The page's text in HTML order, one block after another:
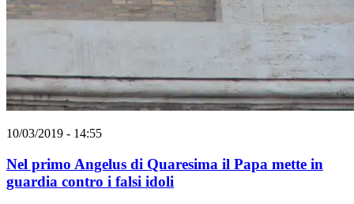
10/03/2019 - 14:55
Nel primo Angelus di Quaresima il Papa mette in
guardia contro i falsi idoli